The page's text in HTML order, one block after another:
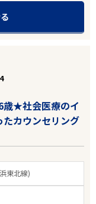
歳★社会医療のイ
カウンセリング
東北線)